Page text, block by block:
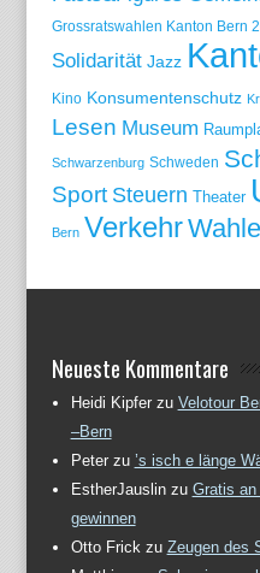
Grossratswahlen Kanton Bern
Solidarität Jazz
Kino Konsumentenschutz
Lesen Museum
Schwarzenburg Schweden
Sport Steuern Theater
Bern Verkehr
Neueste Kommentare
Heidi Kipferzu Velotour
–Bern
Peterzu ’s isch e länge
EstherJauslinzu Gratis
gewinnen
Otto Frickzu Zeugen des